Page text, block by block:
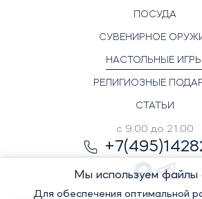
ПОСУДА
СУВЕНИРНОЕ
НАСТОЛЬНЫЕ ИГРЫ
РЕЛИГИОЗНЫЕ
СТАТЬИ
с 9.00 до 21.00
Мы используем файлы
Для обеспечения оптимальной